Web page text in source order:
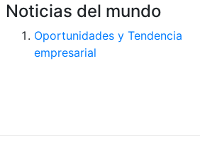
Noticias del mundo
Oportunidades y Tendencia
empresarial